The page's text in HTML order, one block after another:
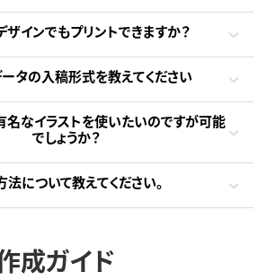
インでもプリントできますか？
タの入稿形式を教えてください
名なイラストを使いたいのですが可能
でしょうか？
法について教えてください。
成ガイド